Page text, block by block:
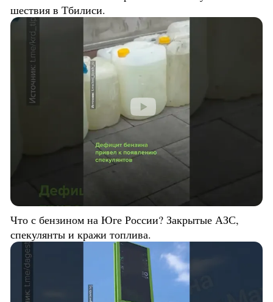
шествия в Тбилиси.
Что с бензином на Юге России? Закрытые АЗС,
спекулянты и кражи топлива.